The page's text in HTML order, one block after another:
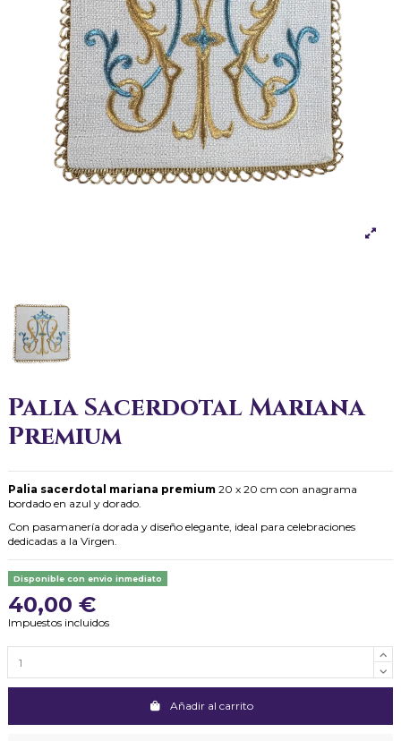
Palia Sacerdotal Mariana
Premium
Palia sacerdotal mariana premium 20 x 20 cm con anagrama
bordado en azul y dorado.
Con pasamanería dorada y diseño elegante, ideal para celebraciones
dedicadas a la Virgen.
Disponible con envio inmediato
40,00 €
Impuestos incluidos
Añadir al carrito